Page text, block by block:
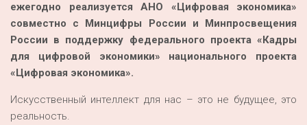
ежегодно реализуется АНО «Цифровая экономика»
совместно с Минцифры России и Минпросвещения
России в поддержку федерального проекта «Кадры
для цифровой экономики» национального проекта
«Цифровая экономика».
Искусственный интеллект для нас – это не будущее, это
реальность.